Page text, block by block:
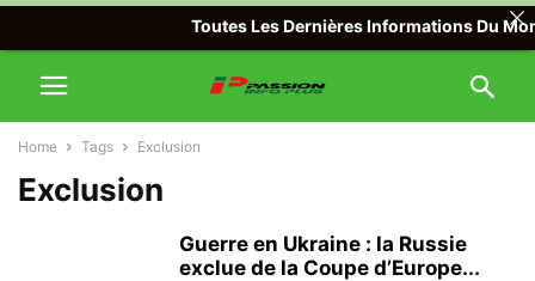
Home Tags Exclusion
Exclusion
Guerre en Ukraine : la Russie
exclue de la Coupe d’Europe...
Toutes Les Dernières Informations Du